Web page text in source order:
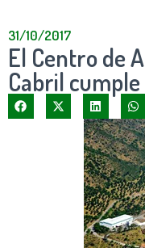
31/10/2017
El Centro de
Cabril